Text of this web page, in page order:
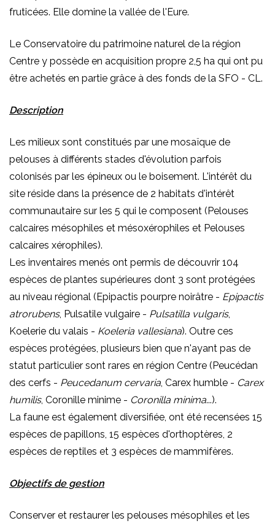
fruticées. Elle domine la vallée de l'Eure.
Le Conservatoire du patrimoine naturel de la région
Centre y possède en acquisition propre 2,5 ha qui ont pu
être achetés en partie grâce à des fonds de la SFO - CL.
Description
Les milieux sont constitués par une mosaïque de
pelouses à différents stades d'évolution parfois
colonisés par les épineux ou le boisement. L'intérêt du
site réside dans la présence de 2 habitats d'intérêt
communautaire sur les 5 qui le composent (Pelouses
calcaires mésophiles et mésoxérophiles et Pelouses
calcaires xérophiles).
Les inventaires menés ont permis de découvrir 104
espèces de plantes supérieures dont 3 sont protégées
au niveau régional (Epipactis pourpre noirâtre - Epipactis
atrorubens, Pulsatile vulgaire - Pulsatilla vulgaris,
Koelerie du valais - Koeleria vallesiana). Outre ces
espèces protégées, plusieurs bien que n'ayant pas de
statut particulier sont rares en région Centre (Peucédan
des cerfs - Peucedanum cervaria, Carex humble - Carex
humilis, Coronille minime - Coronilla minima...).
La faune est également diversifiée, ont été recensées 15
espèces de papillons, 15 espèces d'orthoptères, 2
espèces de reptiles et 3 espèces de mammifères.
Objectifs de gestion
Conserver et restaurer les pelouses mésophiles et les